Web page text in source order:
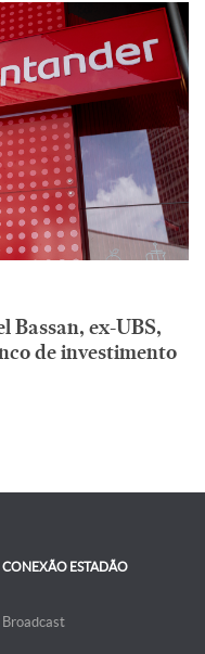
Bassan, ex-UBS,
de investimento
CONEXÃO ESTADÃO
Broadcast